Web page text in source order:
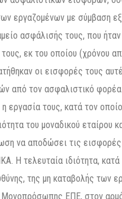
εργαζομένων με σύμβαση
ασφάλισής τους, που ήταν
εκ του οποίου (χρόνου
οι εισφορές τους
από τον ασφαλιστικό
τους, κατά τον
του μοναδικού εταίρου
να αποδώσει τις
Η τελευταία ιδιότητα, κατά
της μη καταβολής των
ΕΠΕ, στον